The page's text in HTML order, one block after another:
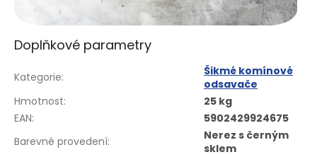
Doplňkové parametry
Kategorie:
Šikmé komínové
odsavače
Hmotnost:
25 kg
EAN:
5902429924675
Barevné provedení:
Nerez s černým
sklem